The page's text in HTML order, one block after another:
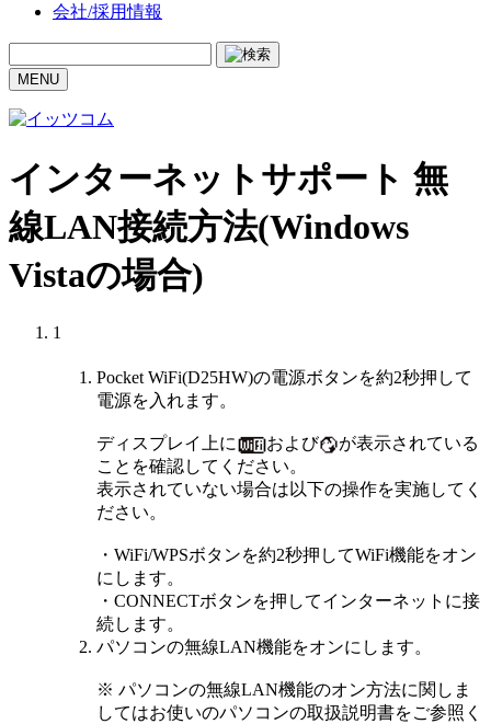
会社/採用情報
MENU
インターネットサポート 無
線LAN接続方法(Windows
Vistaの場合)
1
Pocket WiFi(D25HW)の電源ボタンを約2秒押して
電源を入れます。
ディスプレイ上に および
が表示されている
ことを確認してください。
表示されていない場合は以下の操作を実施してく
ださい。
・WiFi/WPSボタンを約2秒押してWiFi機能をオン
にします。
・CONNECTボタンを押してインターネットに接
続します。
パソコンの無線LAN機能をオンにします。
※ パソコンの無線LAN機能のオン方法に関しま
してはお使いのパソコンの取扱説明書をご参照く